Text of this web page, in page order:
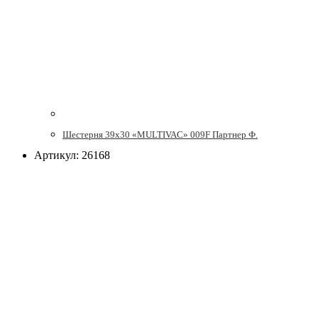
Шестерня 39х30 «MULTIVAC» 009F Партнер Ф.
Артикул: 26168